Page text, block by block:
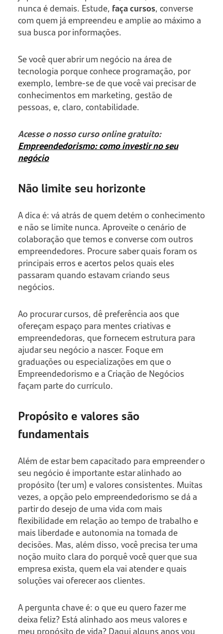
nunca é demais. Estude, faça cursos, converse
com quem já empreendeu e amplie ao máximo a
sua busca por informações.
Se você quer abrir um negócio na área de
tecnologia porque conhece programação, por
exemplo, lembre-se de que você vai precisar de
conhecimentos em marketing, gestão de
pessoas, e, claro, contabilidade.
Acesse o nosso curso online gratuito:
Empreendedorismo: como investir no seu
negócio
Não limite seu horizonte
A dica é: vá atrás de quem detém o conhecimento
e não se limite nunca. Aproveite o cenário de
colaboração que temos e converse com outros
empreendedores. Procure saber quais foram os
principais erros e acertos pelos quais eles
passaram quando estavam criando seus
negócios.
Ao procurar cursos, dê preferência aos que
ofereçam espaço para mentes criativas e
empreendedoras, que fornecem estrutura para
ajudar seu negócio a nascer. Foque em
graduações ou especializações em que o
Empreendedorismo e a Criação de Negócios
façam parte do currículo.
Propósito e valores são
fundamentais
Além de estar bem capacitado para empreender o
seu negócio é importante estar alinhado ao
propósito (ter um) e valores consistentes. Muitas
vezes, a opção pelo empreendedorismo se dá a
partir do desejo de uma vida com mais
flexibilidade em relação ao tempo de trabalho e
mais liberdade e autonomia na tomada de
decisões. Mas, além disso, você precisa ter uma
noção muito clara do porquê você quer que sua
empresa exista, quem ela vai atender e quais
soluções vai oferecer aos clientes.
A pergunta chave é: o que eu quero fazer me
deixa feliz? Está alinhado aos meus valores e
meu propósito de vida? Daqui alguns anos vou